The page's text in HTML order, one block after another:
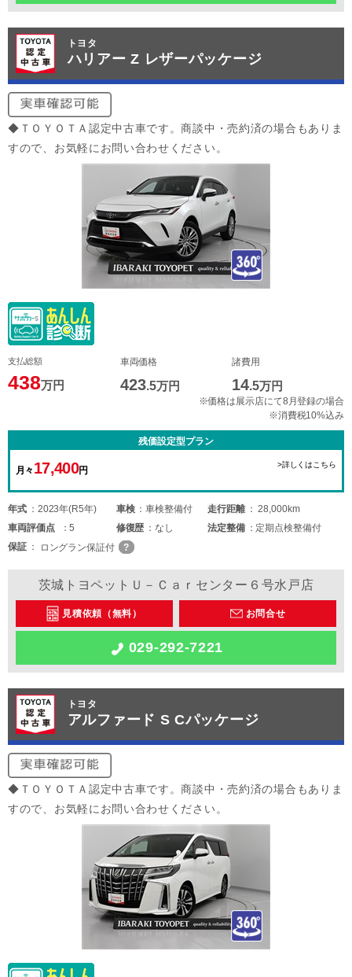
トヨタ
ハリアー Z レザーパッケージ
◆ＴＯＹＯＴＡ認定中古車です。商談中・売約済の場合もありま
すので、お気軽にお問い合わせください。
支払総額
438万円
車両価格
423.5万円
諸費用
14.5万円
※価格は展示店にて8月登録の場合
※消費税10%込み
残価設定型プラン
月々 17,400円
>詳しくはこちら
年式 2023年(R5年) 車検 車検整備付 走行距離
28,000km
車両評価点 5 修復歴 なし 法定整備
定期点検整備付
保証
ロングラン保証付
茨城トヨペットＵ－Ｃａｒセンター６号水戸店
見積依頼（無料） お問合せ
029-292-7221
トヨタ
アルファード S Cパッケージ
◆ＴＯＹＯＴＡ認定中古車です。商談中・売約済の場合もありま
すので、お気軽にお問い合わせください。